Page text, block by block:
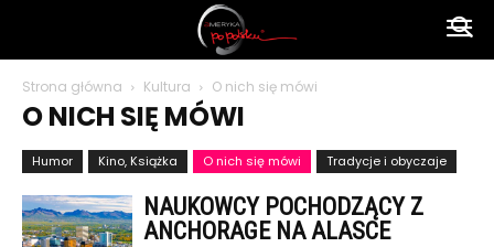
polsku
Strona główna Kultura O nich się mówi
O NICH SIĘ MÓWI
Humor Kino, Książka O nich się mówi Tradycje i obyczaje
NAUKOWCY POCHODZĄCY Z
ANCHORAGE NA ALASCE